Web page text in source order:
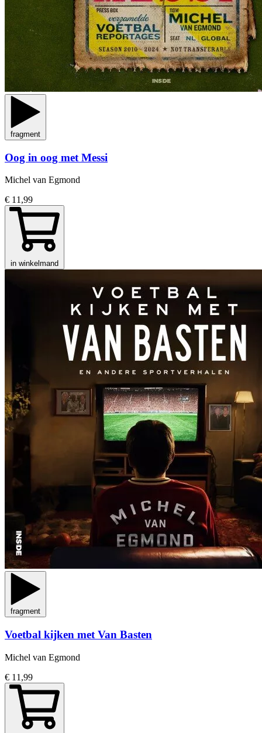
fragment
Oog in oog met Messi
Michel van Egmond
€ 11,99
in winkelmand
fragment
Voetbal kijken met Van Basten
Michel van Egmond
€ 11,99